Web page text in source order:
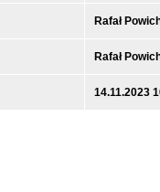
Rafał
Rafał
14.11.2023